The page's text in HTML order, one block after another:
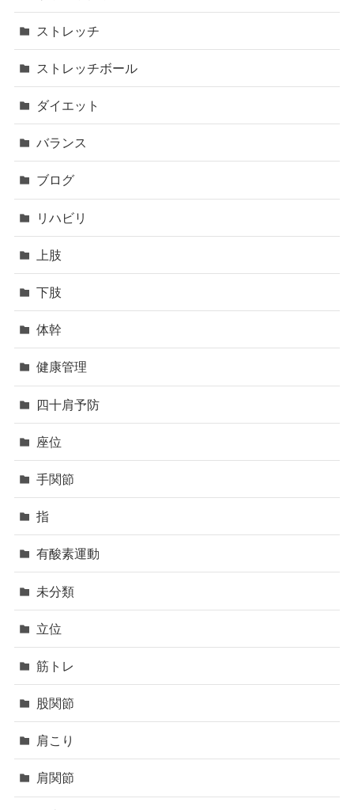
ストレッチ
ストレッチボール
ダイエット
バランス
ブログ
リハビリ
上肢
下肢
体幹
健康管理
四十肩予防
座位
手関節
指
有酸素運動
未分類
立位
筋トレ
股関節
肩こり
肩関節